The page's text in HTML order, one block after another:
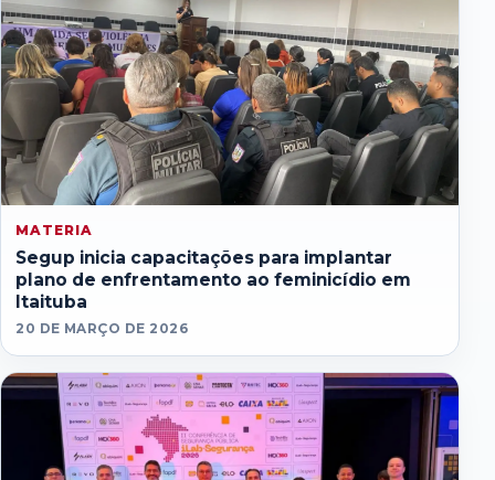
MATERIA
Segup inicia capacitações para implantar
plano de enfrentamento ao feminicídio em
Itaituba
20 DE MARÇO DE 2026